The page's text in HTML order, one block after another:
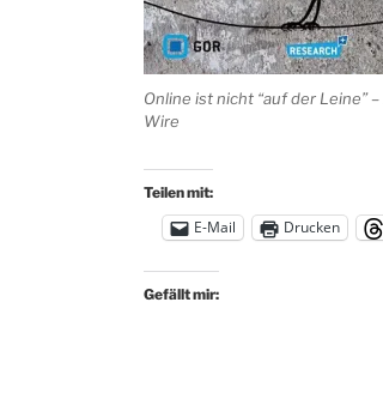
Online ist nicht “auf der Leine” –
Wire
Teilen mit:
E-Mail Drucken
Gefällt mir: